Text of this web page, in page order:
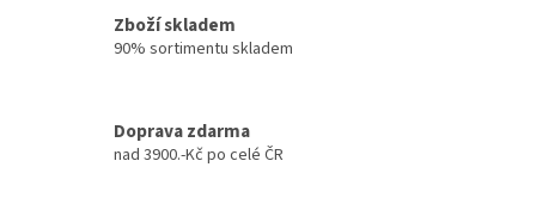
Zboží skladem
90% sortimentu skladem
Doprava zdarma
nad 3900.-Kč po celé ČR